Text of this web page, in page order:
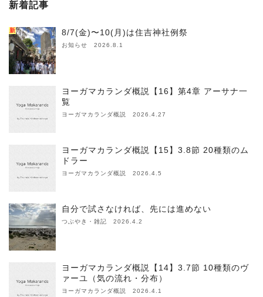
新着記事
新 8/7(金)〜10(月)は住吉神社例祭
お知らせ 2026.8.1
ヨーガマカランダ概説【16】第4章 アーサナ一
覧
ヨーガマカランダ概説 2026.4.27
ヨーガマカランダ概説【15】3.8節 20種類のム
ドラー
ヨーガマカランダ概説 2026.4.5
自分で試さなければ、先には進めない
つぶやき・雑記 2026.4.2
ヨーガマカランダ概説【14】3.7節 10種類のヴ
ァーユ（気の流れ・分布）
ヨーガマカランダ概説 2026.4.1